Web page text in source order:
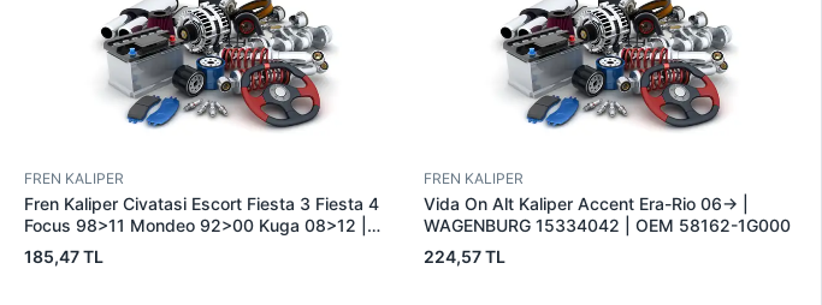
FREN KALIPER
Fren Kaliper Civatasi Escort Fiesta 3 Fiesta 4
Focus 98>11 Mondeo 92>00 Kuga 08>12 |
YTT Y9576 | OEM 81AB 2L527 AA
185,47 TL
FREN KALIPER
Vida On Alt Kaliper Accent Era-Rio 06-> |
WAGENBURG 15334042 | OEM 58162-1G000
224,57 TL